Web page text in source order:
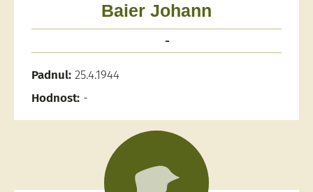
Baier Johann
-
Padnul: 25.4.1944
Hodnost: -